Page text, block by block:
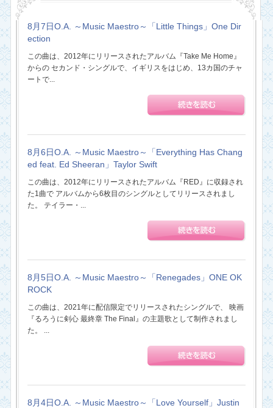
8月7日O.A. ～Music Maestro～「Little Things」One Dir
ection
この曲は、2012年にリリースされたアルバム『Take Me Home』
からの セカンド・シングルで、イギリスをはじめ、13カ国のチャ
ートで...
8月6日O.A. ～Music Maestro～「Everything Has Chang
ed feat. Ed Sheeran」Taylor Swift
この曲は、2012年にリリースされたアルバム『RED』に収録され
た1曲で アルバムから6枚目のシングルとしてリリースされまし
た。 テイラー・...
8月5日O.A. ～Music Maestro～「Renegades」ONE OK
ROCK
この曲は、2021年に配信限定でリリースされたシングルで、 映画
『るろうに剣心 最終章 The Final』の主題歌として制作されまし
た。 ...
8月4日O.A. ～Music Maestro～「Love Yourself」Justin